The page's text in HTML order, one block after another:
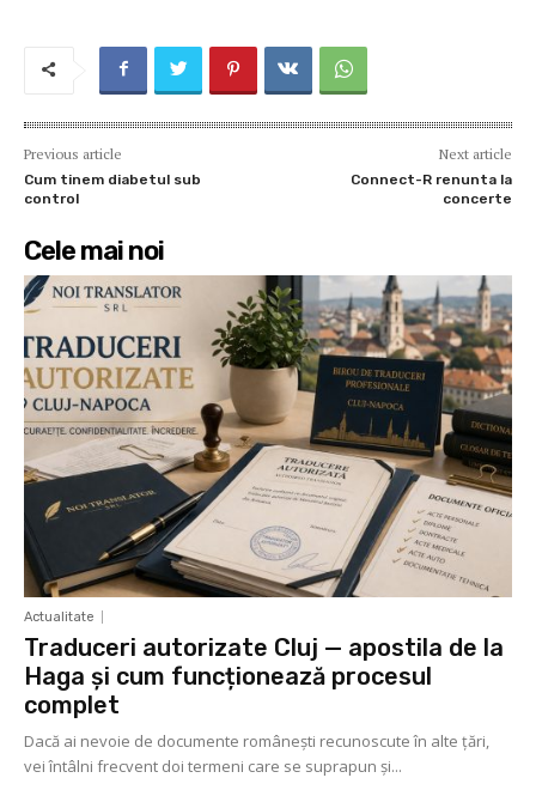
Previous article
Cum tinem diabetul sub
control
Next article
Connect-R renunta la
concerte
Cele mai noi
Actualitate
Traduceri autorizate Cluj — apostila de la
Haga și cum funcționează procesul
complet
Dacă ai nevoie de documente românești recunoscute în alte țări,
vei întâlni frecvent doi termeni care se suprapun și...